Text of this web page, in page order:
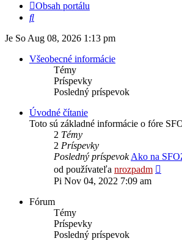
Obsah portálu
Hľadať
Je So Aug 08, 2026 1:13 pm
Všeobecné informácie
Témy
Príspevky
Posledný príspevok
Úvodné čítanie
Toto sú základné informácie o fóre
2 Témy
2 Príspevky
Posledný príspevokAko na
od používateľa nrozpadm
Pi Nov 04, 2022 7:09 am
Fórum
Témy
Príspevky
Posledný príspevok